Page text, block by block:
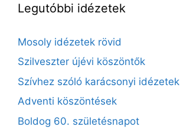
Legutóbbi idézetek
Mosoly idézetek rövid
Szilveszter újévi köszöntők
Szívhez szóló karácsonyi idézetek
Adventi köszöntések
Boldog 60. születésnapot